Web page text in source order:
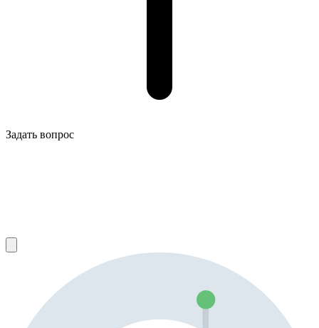
Задать вопрос